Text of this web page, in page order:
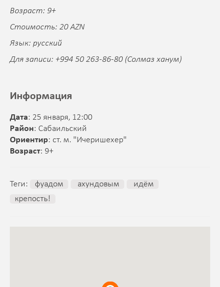
Возраст: 9+
Стоимость: 20 AZN
Язык: русский
Для записи: +994 50 263-86-80 (Солмаз ханум)
Информация
Дата: 25 января, 12:00
Район: Сабаильский
Ориентир: ст. м. "Ичеришехер"
Возраст: 9+
Теги: фуадом ахундовым
идём
крепость!